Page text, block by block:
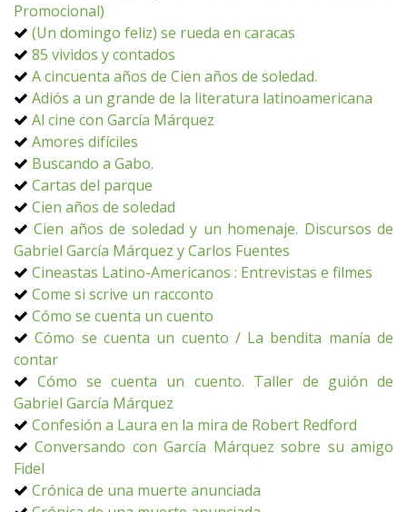
Promocional)
(Un domingo feliz) se rueda en caracas
85 vividos y contados
A cincuenta años de Cien años de soledad.
Adiós a un grande de la literatura latinoamericana
Al cine con García Márquez
Amores difíciles
Buscando a Gabo.
Cartas del parque
Cien años de soledad
Cien años de soledad y un homenaje. Discursos de
Gabriel García Márquez y Carlos Fuentes
Cineastas Latino-Americanos : Entrevistas e filmes
Come si scrive un racconto
Cómo se cuenta un cuento
Cómo se cuenta un cuento / La bendita manía de
contar
Cómo se cuenta un cuento. Taller de guión de
Gabriel García Márquez
Confesión a Laura en la mira de Robert Redford
Conversando con García Márquez sobre su amigo
Fidel
Crónica de una muerte anunciada